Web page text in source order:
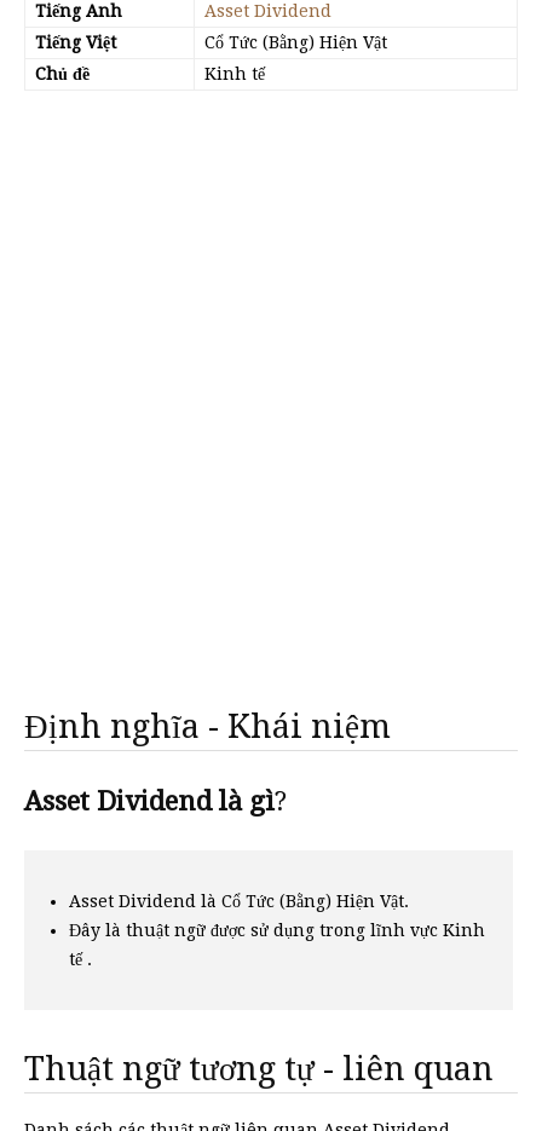
Tiếng Anh
Asset Dividend
Tiếng Việt
Cổ Tức (Bằng) Hiện Vật
Chủ đề
Kinh tế
Định nghĩa - Khái niệm
Asset Dividend là gì?
Asset Dividend là Cổ Tức (Bằng) Hiện Vật.
Đây là thuật ngữ được sử dụng trong lĩnh vực Kinh
tế .
Thuật ngữ tương tự - liên quan